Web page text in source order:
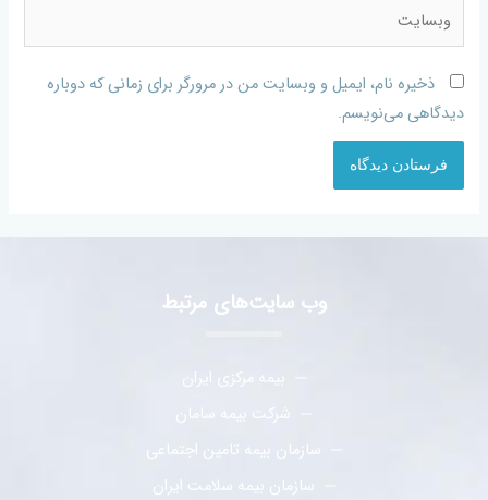
ذخیره نام، ایمیل و وبسایت من در مرورگر برای زمانی که دوباره
دیدگاهی می‌نویسم.
وب سایت‌های مرتبط
بیمه مرکزی ایران
شرکت بیمه سامان
سازمان بیمه تامین اجتماعی
سازمان بیمه سلامت ایران